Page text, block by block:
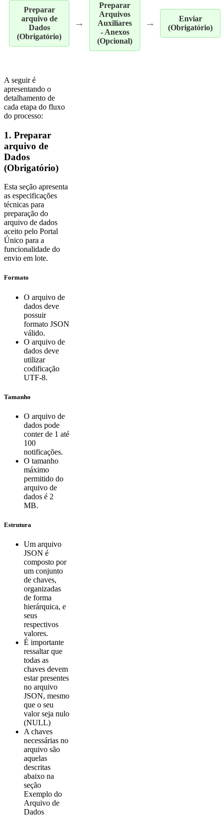
Preparar
arquivo de
Dados
(Obrigatório)
→
Preparar
Arquivos
Auxiliares
- Anexos
(Opcional)
→
Enviar
(Obrigatório)
A seguir é
apresentando o
detalhamento de
cada etapa do fluxo
do processo:
1. Preparar
arquivo de
Dados
(Obrigatório)
Esta seção apresenta
as especificações
técnicas para
preparação do
arquivo de dados
aceito pelo Portal
Único para a
funcionalidade do
envio em lote.
Formato
O arquivo de
dados deve
possuir
formato JSON
válido.
O arquivo de
dados deve
utilizar
codificação
UTF-8.
Tamanho
O arquivo de
dados pode
conter de 1 até
100
notificações.
O tamanho
máximo
permitido do
arquivo de
dados é 2
MB.
Estrutura
Um arquivo
JSON é
composto por
um conjunto
de chaves,
organizadas
de forma
hierárquica, e
seus
respectivos
valores.
É importante
ressaltar que
todas as
chaves devem
estar presentes
no arquivo
JSON, mesmo
que o seu
valor seja nulo
(NULL)
A chaves
necessárias no
arquivo são
aquelas
descritas
abaixo na
seção
Exemplo do
Arquivo de
Dados